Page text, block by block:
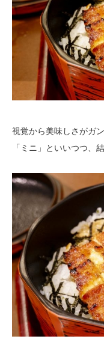
視覚から美味しさがガ
「ミニ」といいつつ、